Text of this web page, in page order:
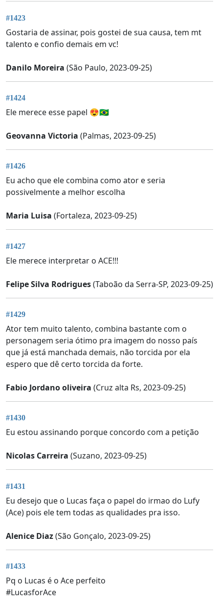
#1423
Gostaria de assinar, pois gostei de sua causa, tem mt
talento e confio demais em vc!
Danilo Moreira (São Paulo, 2023-09-25)
#1424
Ele merece esse papel 😍🇧🇷
Geovanna Victoria (Palmas, 2023-09-25)
#1426
Eu acho que ele combina como ator e seria
possivelmente a melhor escolha
Maria Luisa (Fortaleza, 2023-09-25)
#1427
Ele merece interpretar o ACE!!!
Felipe Silva Rodrigues(Taboão da Serra-SP, 2023-09-25)
#1429
Ator tem muito talento, combina bastante com o
personagem seria ótimo pra imagem do nosso país
que já está manchada demais, não torcida por ela
espero que dê certo torcida da forte.
Fabio Jordano oliveira (Cruz alta Rs, 2023-09-25)
#1430
Eu estou assinando porque concordo com a petição
Nicolas Carreira (Suzano, 2023-09-25)
#1431
Eu desejo que o Lucas faça o papel do irmao do Lufy
(Ace) pois ele tem todas as qualidades pra isso.
Alenice Diaz(São Gonçalo, 2023-09-25)
#1433
Pq o Lucas é o Ace perfeito
#LucasforAce